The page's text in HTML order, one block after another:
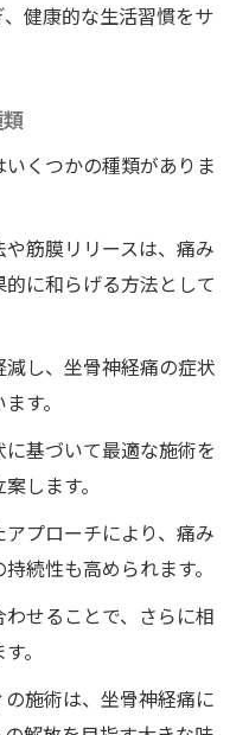
健康的な生活習慣をサ
くつかの種類がありま
筋膜リリースは、痛み
に和らげる方法として
し、坐骨神経痛の症状
す。
基づいて最適な施術を
します。
プローチにより、痛み
続性も高められます。
せることで、さらに相
。
施術は、坐骨神経痛に